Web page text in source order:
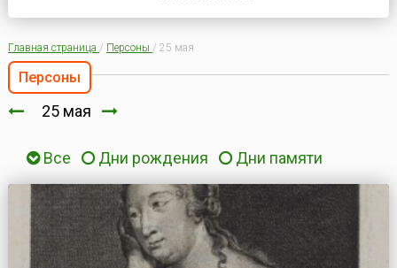
Главная страница / Персоны / 25 мая
Персоны
25 мая
Все Дни рождения Дни памяти